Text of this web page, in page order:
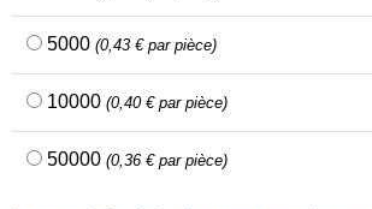
5000 (0,43 € par pièce)
10000 (0,40 € par pièce)
50000 (0,36 € par pièce)